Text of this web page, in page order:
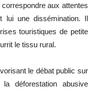
aux attentes
lui une dissémination. Il
touristiques de petite
le tissu rural.
le débat public sur
déforestation abusive